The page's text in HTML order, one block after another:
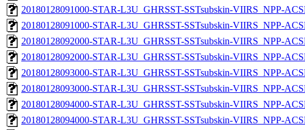
20180128091000-STAR-L3U_GHRSST-SSTsubskin-VIIRS_NPP-
20180128091000-STAR-L3U_GHRSST-SSTsubskin-VIIRS_NPP-
20180128092000-STAR-L3U_GHRSST-SSTsubskin-VIIRS_NPP-
20180128092000-STAR-L3U_GHRSST-SSTsubskin-VIIRS_NPP-
20180128093000-STAR-L3U_GHRSST-SSTsubskin-VIIRS_NPP-
20180128093000-STAR-L3U_GHRSST-SSTsubskin-VIIRS_NPP-
20180128094000-STAR-L3U_GHRSST-SSTsubskin-VIIRS_NPP-
20180128094000-STAR-L3U_GHRSST-SSTsubskin-VIIRS_NPP-